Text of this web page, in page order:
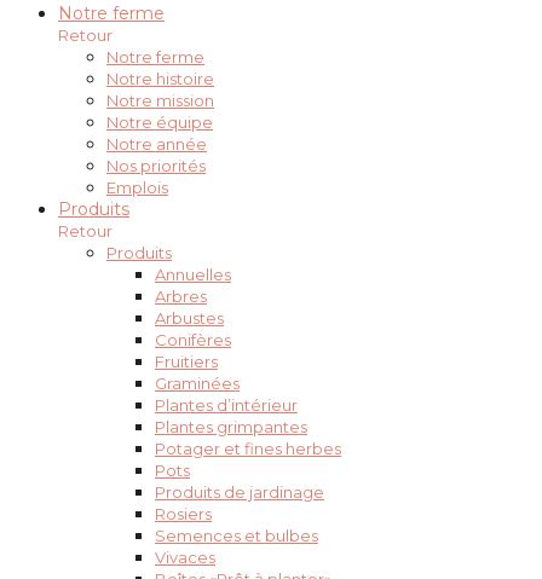
Notre ferme
Retour
Notre ferme
Notre histoire
Notre mission
Notre équipe
Notre année
Nos priorités
Emplois
Produits
Retour
Produits
Annuelles
Arbres
Arbustes
Conifères
Fruitiers
Graminées
Plantes d’intérieur
Plantes grimpantes
Potager et fines herbes
Pots
Produits de jardinage
Rosiers
Semences et bulbes
Vivaces